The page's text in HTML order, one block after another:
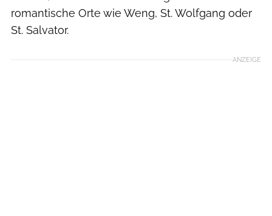
romantische Orte wie Weng, St. Wolfgang oder
St. Salvator.
ANZEIGE